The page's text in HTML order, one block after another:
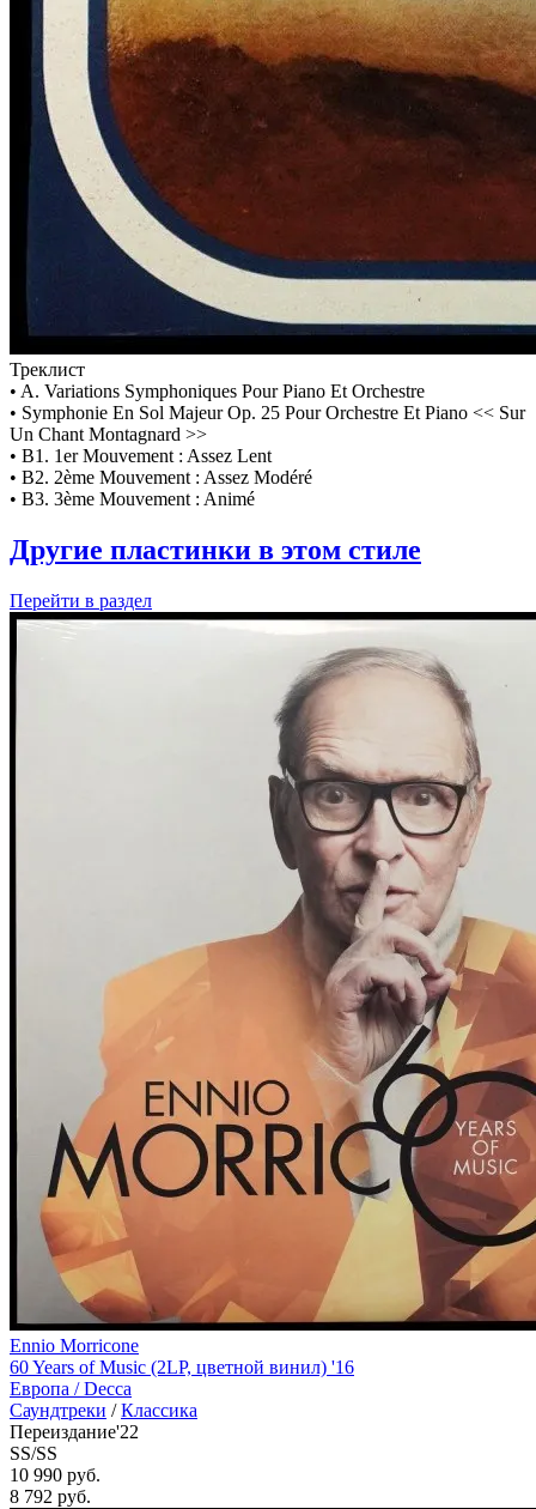
Треклист
• A. Variations Symphoniques Pour Piano Et Orchestre
• Symphonie En Sol Majeur Op. 25 Pour Orchestre Et Piano << Sur
Un Chant Montagnard >>
• B1. 1er Mouvement : Assez Lent
• B2. 2ème Mouvement : Assez Modéré
• B3. 3ème Mouvement : Animé
Другие пластинки в этом стиле
Перейти в раздел
Ennio Morricone
60 Years of Music (2LP, цветной винил) '16
Европа /Decca
Саундтреки /Классика
Переиздание'22
SS/SS
10 990 руб.
8 792 руб.